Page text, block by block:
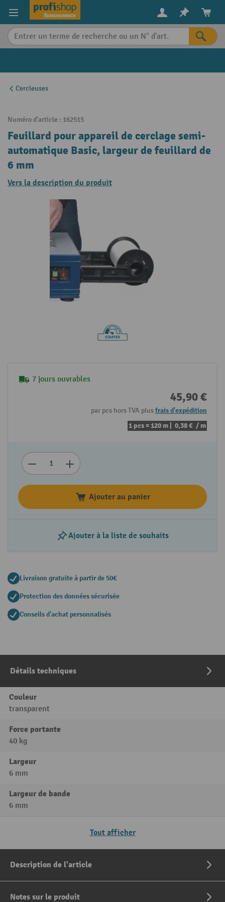
content
Cercleuses
Numéro d'article : 162515
Feuillard pour appareil de cerclage semi-
automatique Basic, largeur de feuillard de
6 mm
Vers la description du produit
7 jours ouvrables
45,90 €
par pcs hors TVA plusfrais d'expédition
1 pcs = 120 m | 0,38 € / m
Ajouter au panier
Ajouter à la liste de souhaits
Livraison gratuite à partir de 50€
Protection des données sécurisée
Conseils d'achat personnalisés
Détails techniques
Couleur
transparent
Force portante
40 kg
Largeur
6 mm
Largeur de bande
6 mm
Tout afficher
Description de l'article
Notes sur le produit